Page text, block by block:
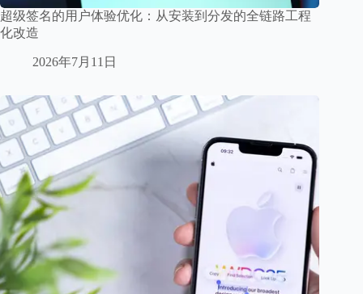
超级签名的用户体验优化：从安装到分发的全链路工程
化改造
2026年7月11日